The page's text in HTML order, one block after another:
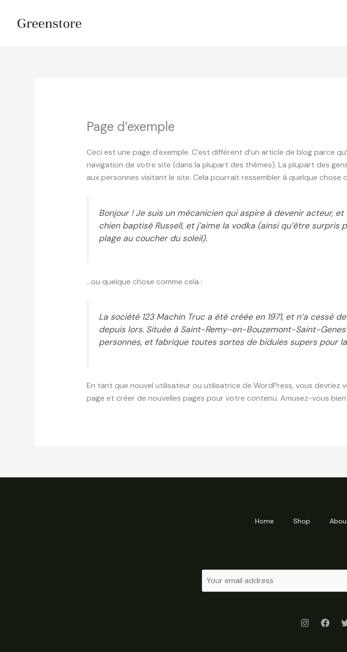
contenu
Page d’exemple
Ceci est une page d’exemple. C’est différent d’un article de blog parce
navigation de votre site (dans la plupart des thèmes). La plupart des
aux personnes visitant le site. Cela pourrait ressembler à quelque chose
Bonjour ! Je suis un mécanicien qui aspire à devenir acteur, et
chien baptisé Russell, et j’aime la vodka (ainsi qu’être
plage au coucher du soleil).
…ou quelque chose comme cela :
La société 123 Machin Truc a été créée en 1971, et n’a
depuis lors. Située à Saint-Remy-en-Bouzemont-Saint-
personnes, et fabrique toutes sortes de bidules supers pour
En tant que nouvel utilisateur ou utilisatrice de WordPress, vous devriez
page et créer de nouvelles pages pour votre contenu. Amusez-vous bien
Home Shop